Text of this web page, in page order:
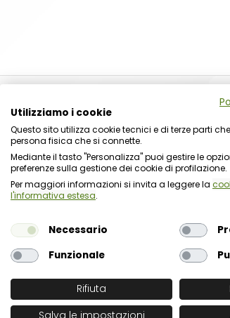
Utilizziamo i cookie
Questo sito utilizza cookie tecnici e di terze parti
persona fisica che si connette.
Mediante il tasto "Personalizza" puoi gestire le
preferenze sulla gestione dei cookie di profilazione.
Per maggiori informazioni si invita a leggere la
l'informativa estesa.
Necessario
Funzionale
Rifiuta
Salva le impostazioni